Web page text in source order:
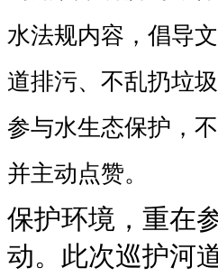
水法规内容，倡导
道排污、不乱扔垃
参与水生态保护，
并主动点赞。
保护环境，重在
动。此次巡护河